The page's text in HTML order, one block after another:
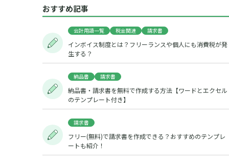
おすすめ記事
会計用語一覧 税金関連 請求書
インボイス制度とは？フリーランスや個人にも消費税が発
生する？
納品書 請求書
納品書・請求書を無料で作成する方法【ワードとエクセル
のテンプレート付き】
請求書
フリー(無料)で請求書を作成できる？おすすめのテンプレ
ートも紹介！